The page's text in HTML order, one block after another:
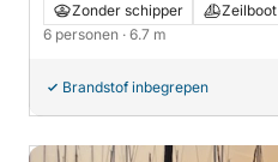
Zonder schipper
Zeilboot
6 personen · 6.7 m
Brandstof inbegrepen